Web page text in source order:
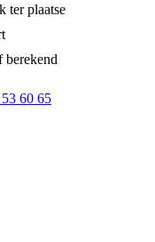
ter plaatse
60 65